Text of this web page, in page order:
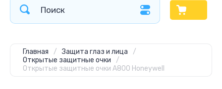
Главная / Защита глаз и лица
/
Открытые защитные очки
/
Открытые защитные очки А800 Honeywell